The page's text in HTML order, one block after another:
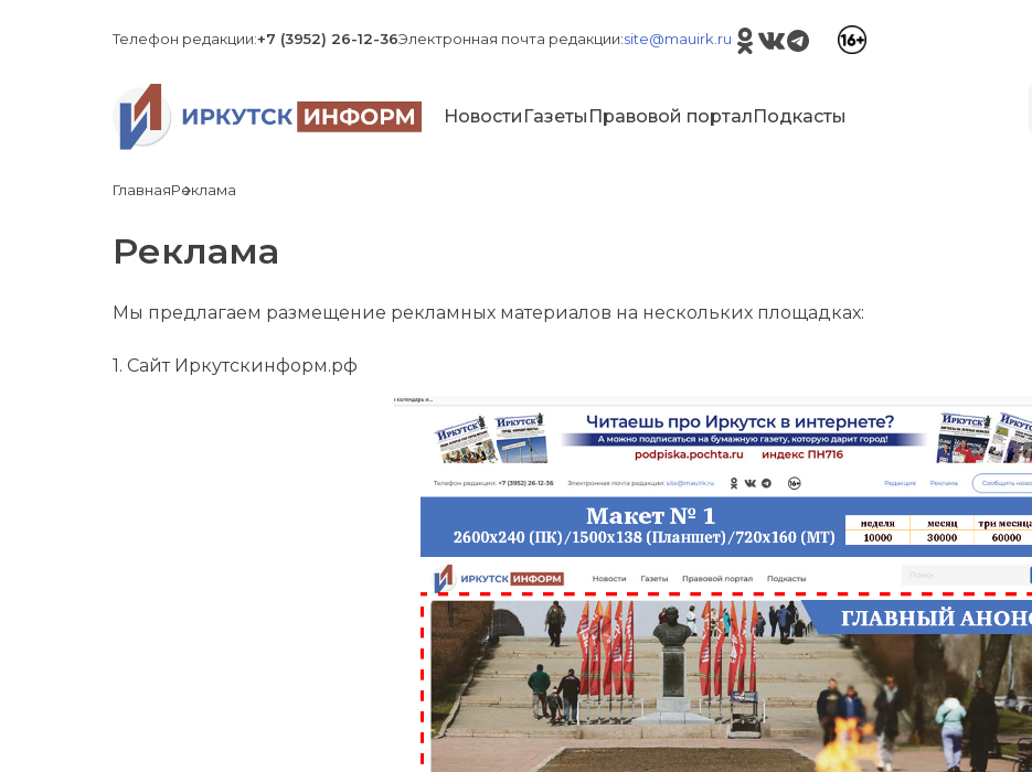
Телефон редакции:+7 (3952) 26-12-36Электронная почта редакции:site@mauirk.ru
Новости Газеты Правовой портал Подкасты
ГлавнаяРеклама
Реклама
Мы предлагаем размещение рекламных материалов на нескольких площадках:
1. Сайт Иркутскинформ.рф